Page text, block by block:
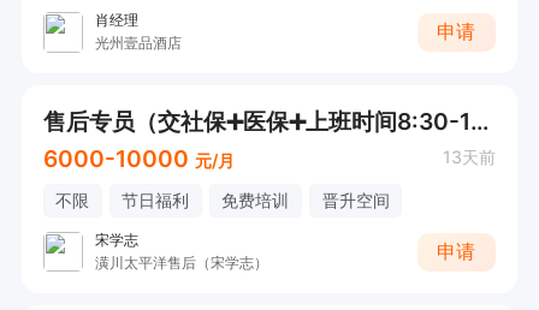
肖经理
光州壹品酒店
申请
售后专员（交社保➕医保➕上班时间8:30-10:00➕下午不上班）
6000-10000 元/月 13天前
不限 节日福利 免费培训 晋升空间
宋学志
潢川太平洋售后（宋学志）
申请